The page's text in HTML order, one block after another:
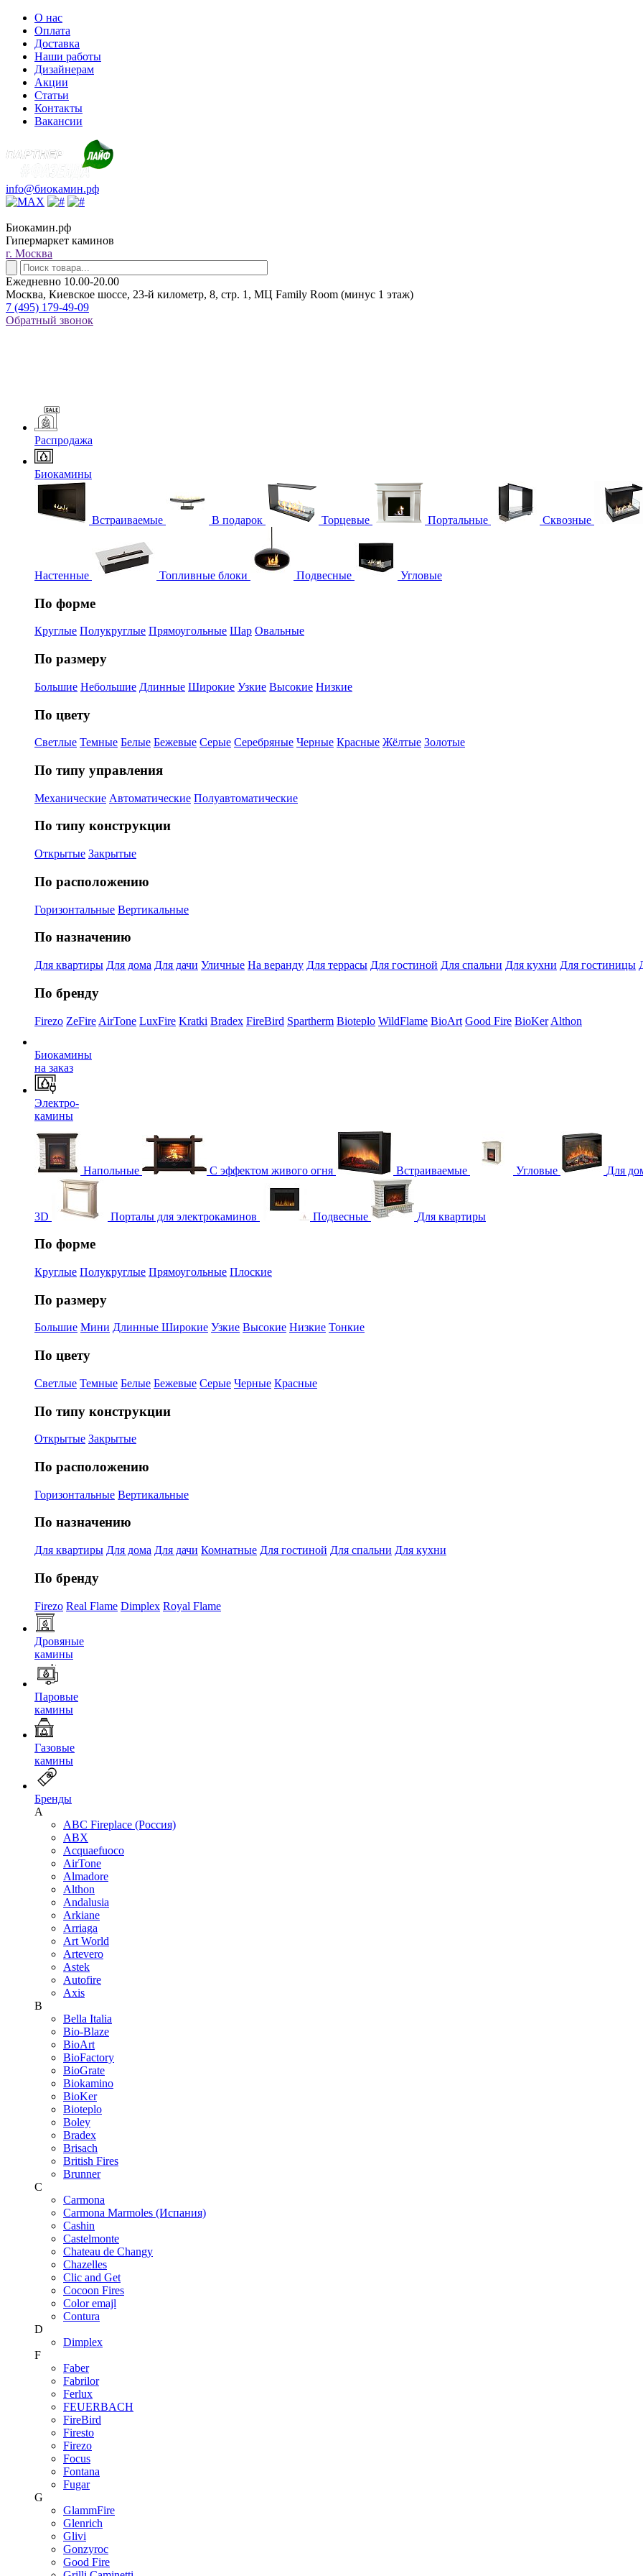
О нас
Оплата
Доставка
Наши работы
Дизайнерам
Акции
Статьи
Контакты
Вакансии
info@биокамин.рф
Биокамин.рф
Гипермаркет каминов
г. Москва
Ежедневно 10.00-20.00
Москва, Киевское шоссе, 23-й километр, 8, стр. 1, МЦ Family Room (минус 1 этаж)
7 (495) 179-49-09
Обратный звонок
Распродажа
Биокамины
Встраиваемые В подарок Торцевые Портальные Сквозные
Настенные Топливные блоки Подвесные Угловые
По форме
Круглые Полукруглые Прямоугольные Шар Овальные
По размеру
Большие Небольшие Длинные Широкие Узкие Высокие Низкие
По цвету
Светлые Темные Белые Бежевые Серые Серебряные Черные Красные Жёлтые Золотые
По типу управления
Механические Автоматические Полуавтоматические
По типу конструкции
Открытые Закрытые
По расположению
Горизонтальные Вертикальные
По назначению
Для квартиры Для дома Для дачи Уличные На веранду Для террасы Для гостиной Для спальни Для кухни Для гостиницы
По бренду
Firezo ZeFire AirTone LuxFire Kratki Bradex FireBird Spartherm Bioteplo WildFlame BioArt Good Fire BioKer Althon
Биокамины
на заказ
Электро-
камины
Напольные С эффектом живого огня Встраиваемые Угловые Для
3D Порталы для электрокаминов Подвесные Для квартиры
По форме
Круглые Полукруглые Прямоугольные Плоские
По размеру
Большие Мини Длинные Широкие Узкие Высокие Низкие Тонкие
По цвету
Светлые Темные Белые Бежевые Серые Черные Красные
По типу конструкции
Открытые Закрытые
По расположению
Горизонтальные Вертикальные
По назначению
Для квартиры Для дома Для дачи Комнатные Для гостиной Для спальни Для кухни
По бренду
Firezo Real Flame Dimplex Royal Flame
Дровяные
камины
Паровые
камины
Газовые
камины
Бренды
A
ABC Fireplace (Россия)
ABX
Acquaefuoco
AirTone
Almadore
Althon
Andalusia
Arkiane
Arriaga
Art World
Artevero
Astek
Autofire
Axis
B
Bella Italia
Bio-Blaze
BioArt
BioFactory
BioGrate
Biokamino
BioKer
Bioteplo
Boley
Bradex
Brisach
British Fires
Brunner
C
Carmona
Carmona Marmoles (Испания)
Cashin
Castelmonte
Chateau de Changy
Chazelles
Clic and Get
Cocoon Fires
Color emajl
Contura
D
Dimplex
F
Faber
Fabrilor
Ferlux
FEUERBACH
FireBird
Firesto
Firezo
Focus
Fontana
Fugar
G
GlammFire
Glenrich
Glivi
Gonzyroc
Good Fire